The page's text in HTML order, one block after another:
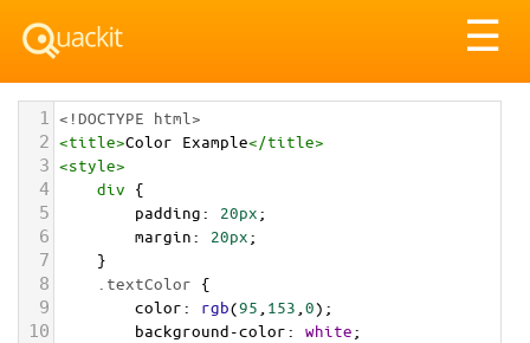
☰
1 <!DOCTYPE html>
2 <title>Color Example</title>
3 <style>
4 div {
5 padding: 20px;
6 margin: 20px;
7 }
8 .textColor {
9 color: rgb(95 153 0);
10 background-color: white;